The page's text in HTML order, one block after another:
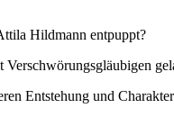
Hildmann entpuppt?
Entstehung und